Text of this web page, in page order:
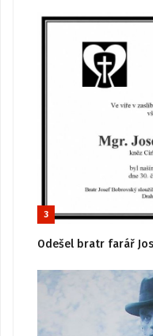
3
Odešel bratr farář